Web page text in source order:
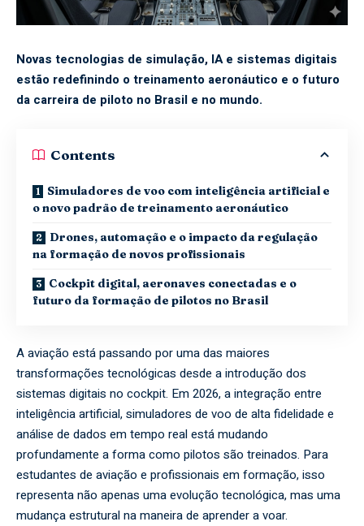
Novas tecnologias de simulação, IA e sistemas digitais
estão redefinindo o treinamento aeronáutico e o futuro
da carreira de piloto no Brasil e no mundo.
Contents
Simuladores de voo com inteligência artificial e
o novo padrão de treinamento aeronáutico
Drones, automação e o impacto da regulação
na formação de novos profissionais
Cockpit digital, aeronaves conectadas e o
futuro da formação de pilotos no Brasil
A aviação está passando por uma das maiores
transformações tecnológicas desde a introdução dos
sistemas digitais no cockpit. Em 2026, a integração entre
inteligência artificial, simuladores de voo de alta fidelidade e
análise de dados em tempo real está mudando
profundamente a forma como pilotos são treinados. Para
estudantes de aviação e profissionais em formação, isso
representa não apenas uma evolução tecnológica, mas uma
mudança estrutural na maneira de aprender a voar.